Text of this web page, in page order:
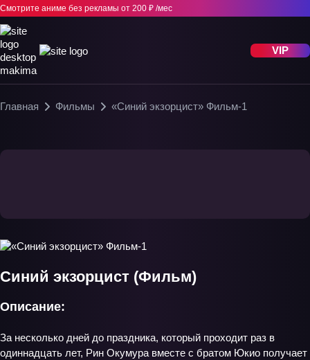
Смотрите аниме без рекламы от 200 ₽ /мес
VIP
Главная Фильмы «Синий экзорцист» Фильм-1
Синий экзорцист (Фильм)
Описание:
За несколько дней до праздника, который проходит раз в
одиннадцать лет, Рин Окумура вместе с братом Юкио получает